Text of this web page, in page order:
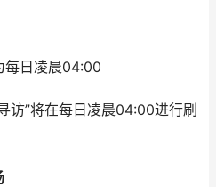
日凌晨04:00
访”将在每日凌晨04:00进行刷